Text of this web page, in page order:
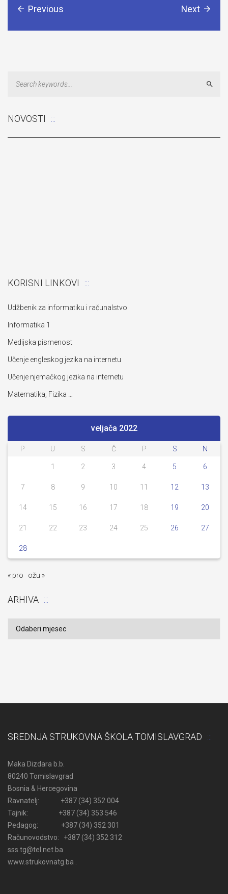
Previous Next
NOVOSTI
KORISNI LINKOVI
Udžbenik za informatiku i računalstvo
Informatika 1
Medijska pismenost
Učenje engleskog jezika na internetu
Učenje njemačkog jezika na internetu
Matematika, Fizika …
veljača 2022
P U S Č P S N
1 2 3 4 5 6
7 8 9 10 11 12 13
14 15 16 17 18 19 20
21 22 23 24 25 26 27
28
« pro ožu »
ARHIVA
SREDNJA STRUKOVNA ŠKOLA TOMISLAVGRAD
Maka Dizdara b.b.
80240 Tomislavgrad
Bosnia & Hercegovina
Ravnatelj: +387 (34) 352 004
Tajnik: +387 (34) 353 546
Pedagog: +387 (34) 352 301
Računovodstvo: +387 (34) 352 312
sss.tg@tel.net.ba
www.strukovnatg.ba .